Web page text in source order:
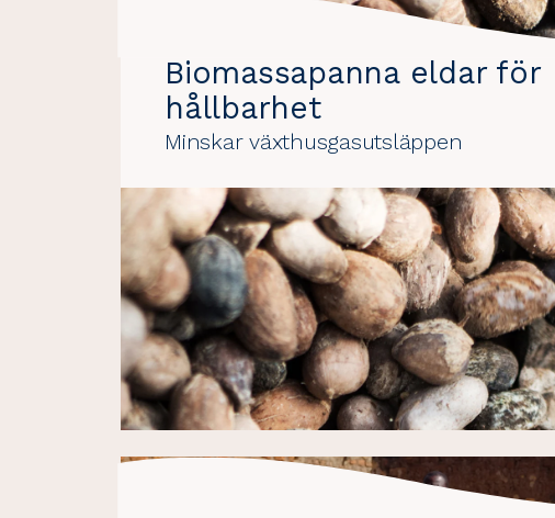
Biomassapanna eldar för
hållbarhet
Minskar växthusgasutsläppen